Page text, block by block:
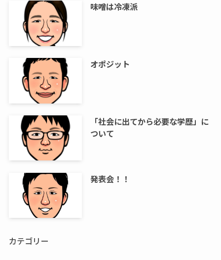
味噌は冷凍派
オポジット
「社会に出てから必要な学歴」に
ついて
発表会！！
カテゴリー